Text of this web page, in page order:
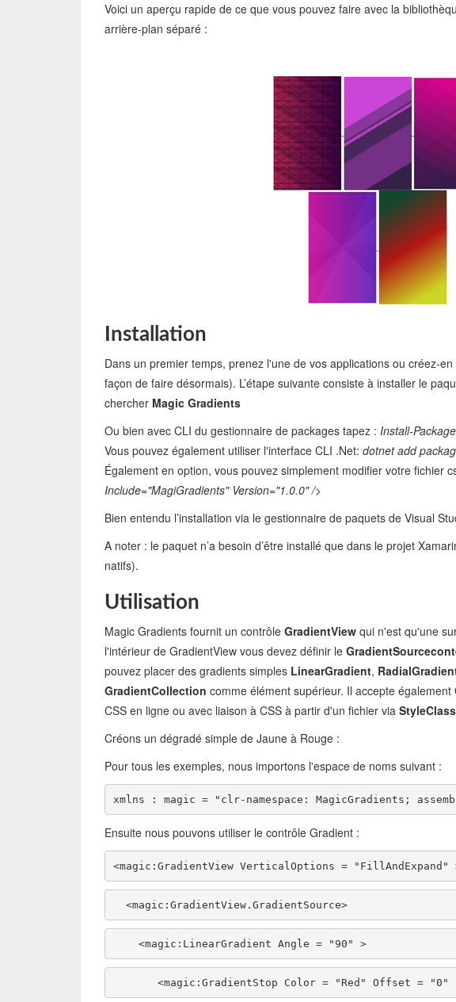
Voici un aperçu rapide de ce que vous pouvez faire avec la
arrière-plan séparé :
Installation
Dans un premier temps, prenez l'une de vos applications ou créez-
façon de faire désormais). L’étape suivante consiste à installer le
chercher Magic Gradients
Ou bien avec CLI du gestionnaire de packages tapez : Install-
Vous pouvez également utiliser l'interface CLI .Net: dotnet add
Également en option, vous pouvez simplement modifier votre fichier
Include="MagiGradients" Version="1.0.0" />
Bien entendu l’installation via le gestionnaire de paquets de Visual
A noter : le paquet n’a besoin d’être installé que dans le projet
natifs).
Utilisation
Magic Gradients fournit un contrôle GradientView qui n'est qu'une
l'intérieur de GradientView vous devez définir le
pouvez placer des gradients simples LinearGradient,
GradientCollection comme élément supérieur. Il accepte également
CSS en ligne ou avec liaison à CSS à partir d'un fichier via StyleClass
Créons un dégradé simple de Jaune à Rouge :
Pour tous les exemples, nous importons l'espace de noms suivant :
xmlns : magic = "clr-namespace: MagicGradients;
Ensuite nous pouvons utiliser le contrôle Gradient :
<magic:GradientView VerticalOptions = "FillAndExpand"
  <magic:GradientView.GradientSource>
    <magic:LinearGradient Angle = "90" >
<magic:GradientStop Color = "Red" Offset = "0"